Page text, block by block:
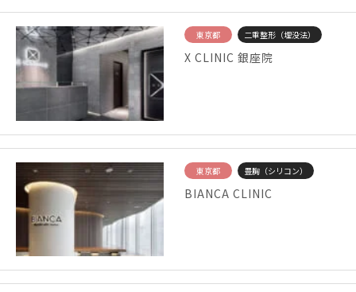
東京都 二重整形（埋没法）
X CLINIC 銀座院
東京都 豊胸（シリコン）
BIANCA CLINIC